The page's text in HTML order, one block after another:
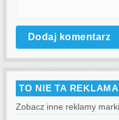
TO NIE TA
Zobacz inne reklamy marki